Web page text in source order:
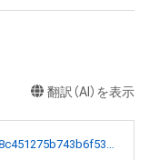
翻訳（AI）を表示